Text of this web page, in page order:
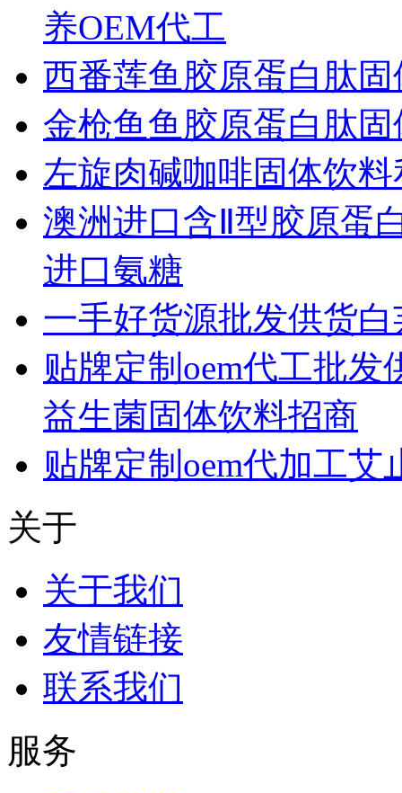
养OEM代工
西番莲鱼胶原蛋白肽
金枪鱼鱼胶原蛋白肽
左旋肉碱咖啡固体饮
澳洲进口含Ⅱ型胶原蛋
进口氨糖
一手好货源批发供货
贴牌定制oem代工批
益生菌固体饮料招商
贴牌定制oem代加工艾
关于
关于我们
友情链接
联系我们
服务